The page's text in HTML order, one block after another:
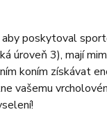
poskytoval
úroveň 3), mají
koním získávat
vašemu